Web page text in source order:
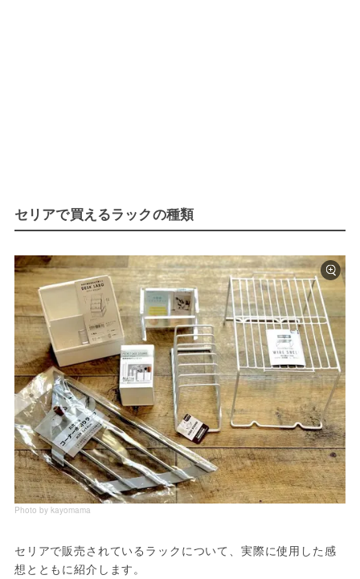
セリアで買えるラックの種類
Photo by kayomama
セリアで販売されているラックについて、実際に使用した感
想とともに紹介します。